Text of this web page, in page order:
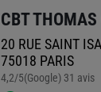
CBT THOMAS
20 RUE SAINT
75018 PARIS
4,2/5Note de 4.2 sur 5
(Google) 31 avis